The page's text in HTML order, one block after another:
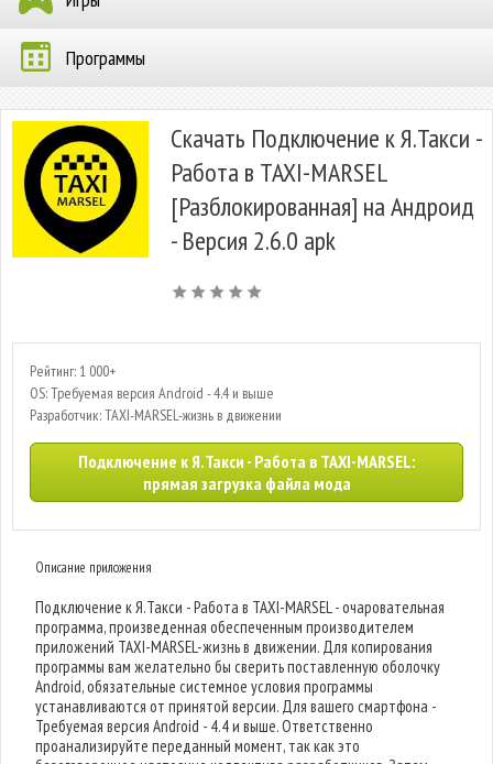
Программы
Скачать Подключение к Я.Такси -
Работа в TAXI-MARSEL
[Разблокированная] на Андроид
- Версия 2.6.0 apk
Рейтинг: 1 000+
OS: Требуемая версия Android - 4.4 и выше
Разработчик: TAXI-MARSEL-жизнь в движении
Подключение к Я.Такси - Работа в TAXI-MARSEL:
прямая загрузка файла мода
Описание приложения
Подключение к Я.Такси - Работа в TAXI-MARSEL - очаровательная
программа, произведенная обеспеченным производителем
приложений TAXI-MARSEL-жизнь в движении. Для копирования
программы вам желательно бы сверить поставленную оболочку
Android, обязательные системное условия программы
устанавливаются от принятой версии. Для вашего смартфона -
Требуемая версия Android - 4.4 и выше. Ответственно
проанализируйте переданный момент, так как это